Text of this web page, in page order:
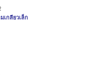
เกลียวเล็ก